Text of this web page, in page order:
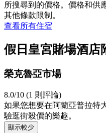
所搜尋到的價格。價格和供
其他條款限制。
查看所有住宿
假日皇宮賭場酒店
榮克魯亞市場
8.0/10 (1 則評論)
如果您想要在阿蘭亞普拉特
驗逛街殺價的樂趣。
顯示較少